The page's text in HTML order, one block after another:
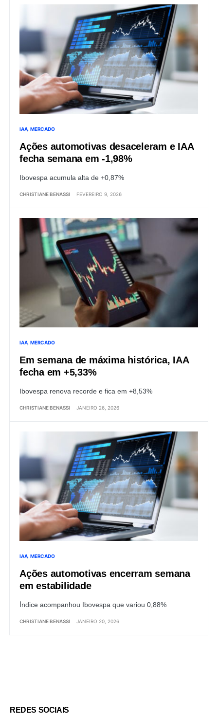
IAA MERCADO
Ações automotivas desaceleram e IAA
fecha semana em -1,98%
Ibovespa acumula alta de +0,87%
CHRISTIANE BENASSI FEVEREIRO 9, 2026
IAA MERCADO
Em semana de máxima histórica, IAA
fecha em +5,33%
Ibovespa renova recorde e fica em +8,53%
CHRISTIANE BENASSI JANEIRO 26, 2026
IAA MERCADO
Ações automotivas encerram semana
em estabilidade
Índice acompanhou Ibovespa que variou 0,88%
CHRISTIANE BENASSI JANEIRO 20, 2026
REDES SOCIAIS